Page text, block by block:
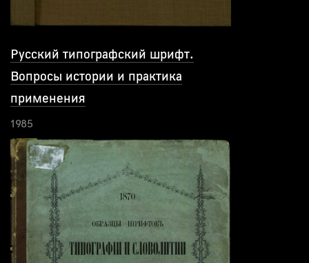
Русский типографский шрифт.
Вопросы истории и практика
применения
1985